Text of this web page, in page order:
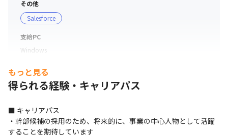
く活躍してもらえる制度を日々検討しています
・コロナの前から積極的にリモートを導入しており、東京
都テレワークマスター企業認定、総務省テレワーク先駆者
百選の選出実績があります
積極的に提案しています
・メンバーの約7割以上（2023年12月時点）が、週3日以
上テレワークを活用しています（週1回部ごとに優先出社
日を定め、出社したい方は出社OK）
・コアタイムなしのフルフレックス制を導入しており、自
分の好きなペースで働けます
その他
Salesforce
支給PC
Windows
もっと見る
得られる経験・キャリアパス
■ キャリアパス
・幹部候補の採用のため、将来的に、事業の中心人物として活躍
することを期待しています